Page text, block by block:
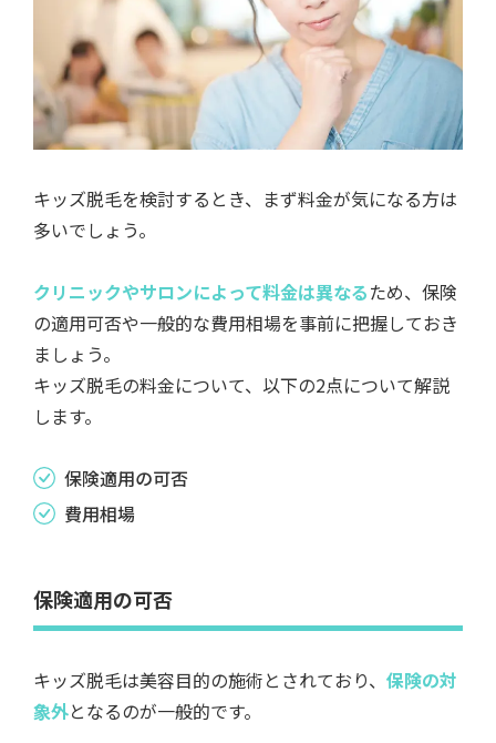
キッズ脱毛を検討するとき、まず料金が気になる方は
多いでしょう。
クリニックやサロンによって料金は異なるため、保険
の適用可否や一般的な費用相場を事前に把握しておき
ましょう。
キッズ脱毛の料金について、以下の2点について解説
します。
保険適用の可否
費用相場
保険適用の可否
キッズ脱毛は美容目的の施術とされており、 保険の対
象外となるのが一般的です。